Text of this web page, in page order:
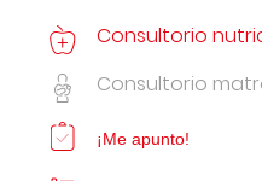
Consultorio
Consultorio
¡Me apunto!